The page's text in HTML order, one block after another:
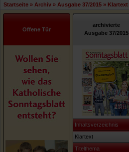
Startseite » Archiv » Ausgabe 37/2015 » Klartext
Offene Tür
archivierte
Ausgabe 37/2015
Inhaltsverzeichnis
Klartext
Titelthema